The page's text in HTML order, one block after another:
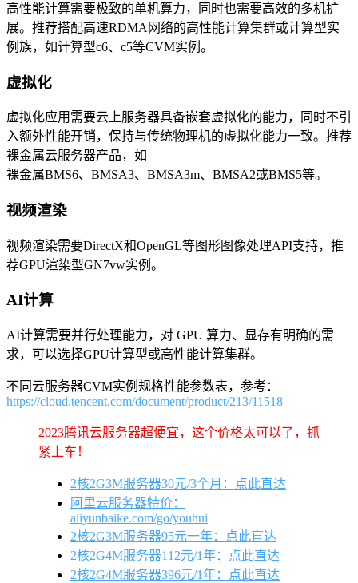
高性能计算需要极致的单机算力，同时也需要高效的多机扩
展。推荐搭配高速RDMA网络的高性能计算集群或计算型实
例族，如计算型c6、c5等CVM实例。
虚拟化
虚拟化应用需要云上服务器具备嵌套虚拟化的能力，同时不引
入额外性能开销，保持与传统物理机的虚拟化能力一致。推荐
裸金属云服务器产品，如
裸金属BMS6、BMSA3、BMSA3m、BMSA2或BMS5等。
视频渲染
视频渲染需要DirectX和OpenGL等图形图像处理API支持，推
荐GPU渲染型GN7vw实例。
AI计算
AI计算需要并行处理能力，对 GPU 算力、显存有明确的需
求，可以选择GPU计算型或高性能计算集群。
不同云服务器CVM实例规格性能参数表，参考：
https://cloud.tencent.com/document/product/213/11518
2023腾讯云服务器超便宜，这个价格太可以了，抓
紧上车！
2核2G3M服务器30元/3个月：点此直达
阿里云服务器特价：
aliyunbaike.com/go/youhui
2核2G3M服务器95元一年：点此直达
2核2G4M服务器112元/1年：点此直达
2核2G4M服务器396元/1年：点此直达